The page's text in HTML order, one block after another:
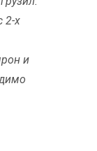
2-х
и